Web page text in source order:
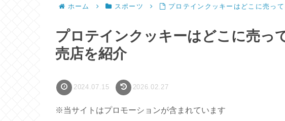
ホーム スポーツ プロテインクッキーはどこに売っ
プロテインクッキーはどこに売っ
売店を紹介
2024.07.15 2026.02.27
※当サイトはプロモーションが含まれています